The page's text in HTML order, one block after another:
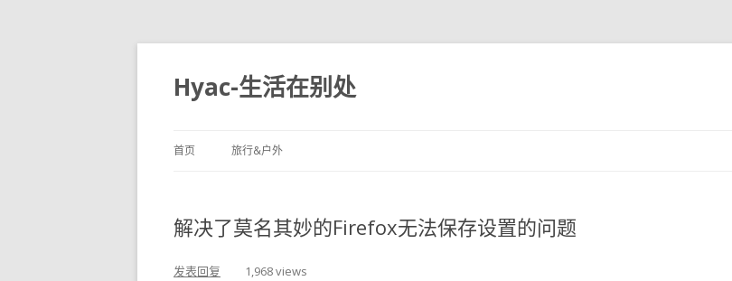
Hyac-生活在别处
首页 旅行&户外
解决了莫名其妙的Firefox无法保存设置的问题
发表回复 1,968 views